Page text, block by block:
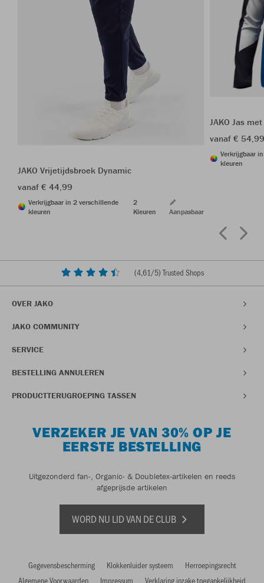
JAKO Vrijetijdsbroek Dynamic
vanaf € 44,99
Verkrijgbaar in 2 verschillende
kleuren
2
Kleuren
Aanpasbaar
JAKO Jas
vanaf €
Verkrijgbaar
kleuren
(4,61/5) Trusted Shops
OVER JAKO
JAKO COMMUNITY
SERVICE
BESTELLING ANNULEREN
PRODUCTTERUGROEPING TASSEN
VERZEKER JE VAN 30% OP JE
EERSTE BESTELLING
Uitgezonderd fan-, Organic- & Doubletex-artikelen en reeds
afgeprijsde artikelen
WORD NU LID VAN DE CLUB
Gegevensbescherming Klokkenluider systeem
Herroepingsrecht
Algemene Voorwaarden
Impressum Verklaring inzake toegankelijkheid